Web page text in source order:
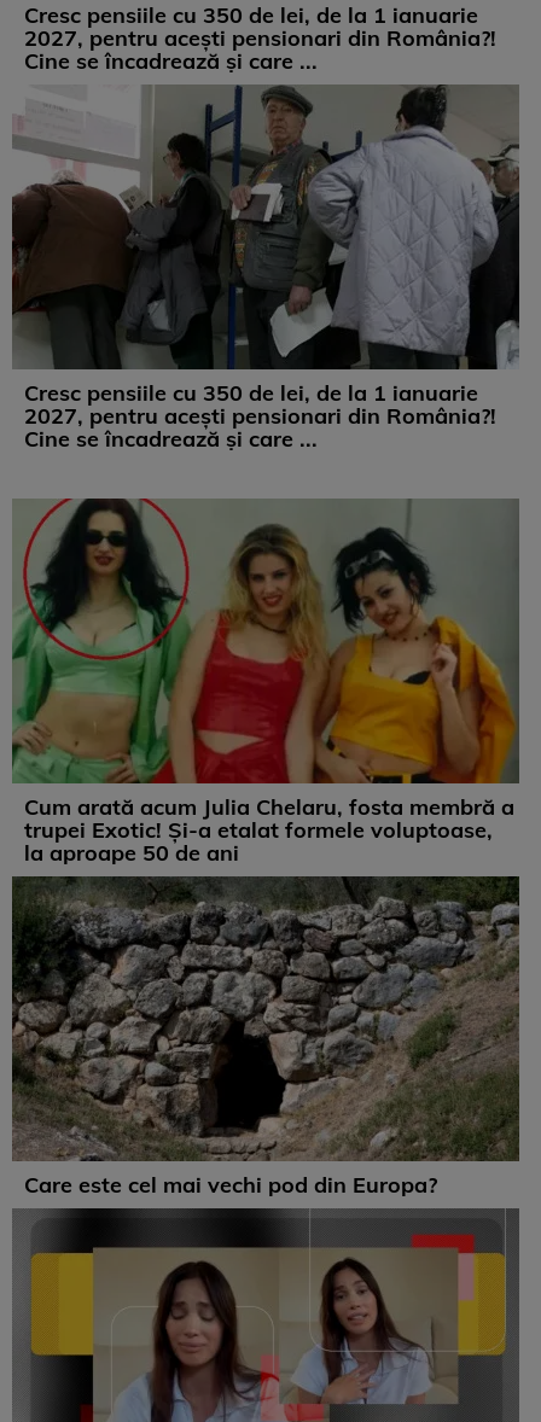
Cresc pensiile cu 350 de lei, de la 1 ianuarie
2027, pentru acești pensionari din România?!
Cine se încadrează și care ...
Cresc pensiile cu 350 de lei, de la 1 ianuarie
2027, pentru acești pensionari din România?!
Cine se încadrează și care ...
Cum arată acum Julia Chelaru, fosta membră a
trupei Exotic! Și-a etalat formele voluptoase,
la aproape 50 de ani
Care este cel mai vechi pod din Europa?